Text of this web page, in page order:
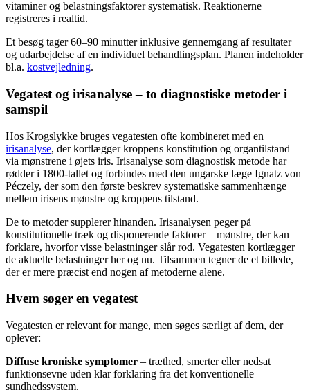
vitaminer og belastningsfaktorer systematisk. Reaktionerne
registreres i realtid.
Et besøg tager 60–90 minutter inklusive gennemgang af resultater
og udarbejdelse af en individuel behandlingsplan. Planen indeholder
bl.a. kostvejledning.
Vegatest og irisanalyse – to diagnostiske metoder i
samspil
Hos Krogslykke bruges vegatesten ofte kombineret med en
irisanalyse, der kortlægger kroppens konstitution og organtilstand
via mønstrene i øjets iris. Irisanalyse som diagnostisk metode har
rødder i 1800-tallet og forbindes med den ungarske læge Ignatz von
Péczely, der som den første beskrev systematiske sammenhænge
mellem irisens mønstre og kroppens tilstand.
De to metoder supplerer hinanden. Irisanalysen peger på
konstitutionelle træk og disponerende faktorer – mønstre, der kan
forklare, hvorfor visse belastninger slår rod. Vegatesten kortlægger
de aktuelle belastninger her og nu. Tilsammen tegner de et billede,
der er mere præcist end nogen af metoderne alene.
Hvem søger en vegatest
Vegatesten er relevant for mange, men søges særligt af dem, der
oplever:
Diffuse kroniske symptomer – træthed, smerter eller nedsat
funktionsevne uden klar forklaring fra det konventionelle
sundhedssystem.